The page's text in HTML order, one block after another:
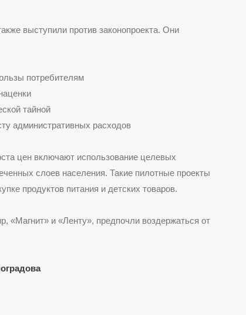
выступили против законопроекта. Они
потребителям
тайной
административных расходов
цен включают использование целевых
слоев населения. Такие пилотные проекты
продуктов питания и детских товаров.
«Магнит» и «Ленту», предпочли воздержаться от